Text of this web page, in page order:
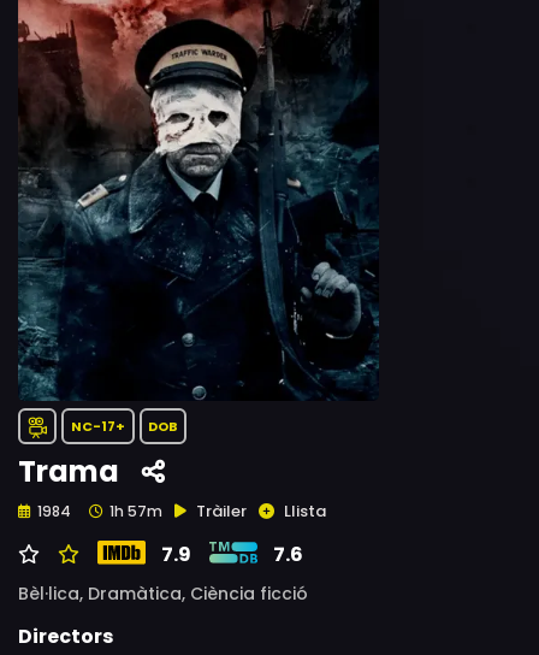
NC-17+ DOB
Trama
1984 1h 57m Tràiler Llista
7.9 7.6
Bèl·lica, Dramàtica, Ciència ficció
Directors